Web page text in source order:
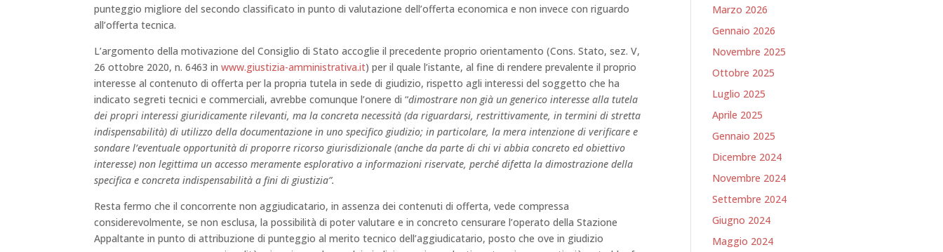
punteggio migliore del secondo classificato in punto di valutazione dell’offerta economica e non invece con riguardo
all’offerta tecnica.
L’argomento della motivazione del Consiglio di Stato accoglie il precedente proprio orientamento (Cons. Stato, sez. V,
26 ottobre 2020, n. 6463 inwww.giustizia-amministrativa.it) per il quale l’istante, al fine di rendere prevalente il proprio
interesse al contenuto di offerta per la propria tutela in sede di giudizio, rispetto agli interessi del soggetto che ha
indicato segreti tecnici e commerciali, avrebbe comunque l’onere di “dimostrare non già un generico interesse alla tutela
dei propri interessi giuridicamente rilevanti, mala concreta necessità (da riguardarsi, restrittivamente, in termini di stretta
indispensabilità) di utilizzo della documentazione in uno specifico giudizio; in particolare, la mera intenzione di verificare e
sondare l’eventuale opportunità di proporre ricorso giurisdizionale (anche da parte di chi vi abbia concreto ed obiettivo
interesse) non legittima un accesso meramente esplorativo a informazioni riservate, perché difetta la dimostrazione della
specifica e concreta indispensabilità a fini di giustizia”.
Resta fermo che il concorrente non aggiudicatario, in assenza dei contenuti di offerta, vede compressa
considerevolmente, se non esclusa, la possibilità di poter valutare e in concreto censurare l’operato della Stazione
Appaltante in punto di attribuzione di punteggio al merito tecnico dell’aggiudicatario, posto che ove in giudizio
Marzo 2026
Gennaio 2026
Novembre 2025
Ottobre 2025
Luglio 2025
Aprile 2025
Gennaio 2025
Dicembre 2024
Novembre 2024
Settembre 2024
Giugno 2024
Maggio 2024